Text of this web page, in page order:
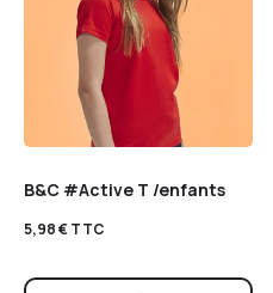
B&C #Active T /enfants
5,98€TTC